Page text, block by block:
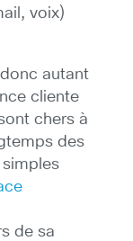
voix)
autant
cliente
chers à
des
de sa